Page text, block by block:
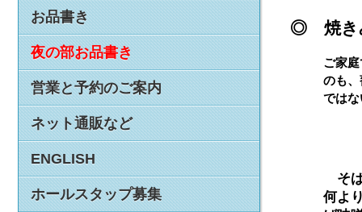
そ
何よ
ご家
のも
では
◎ 焼き
お品書き
夜の部お品書き
営業と予約のご案内
ネット通販など
ENGLISH
ホールスタップ募集